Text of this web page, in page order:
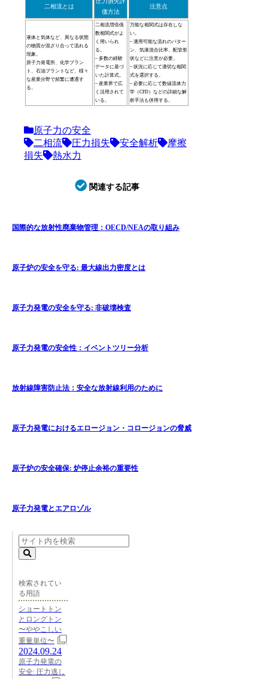
二相流とは
価方法
注意点
液体と気体など、異なる状態
の物質が混ざり合って流れる
現象。
原子力発電所、化学プラン
ト、石油プラントなど、様々
な産業分野で頻繁に遭遇す
る。
二相流増倍係
数相関式がよ
く用いられ
る。
– 多数の経験
データに基づ
いた計算式。
– 産業界で広
く活用されて
いる。
万能な相関式は存在しな
い。
– 適用可能な流れのパター
ン、気液混合比率、配管形
状などに注意が必要。
– 状況に応じて適切な相関
式を選択する。
– 必要に応じて数値流体力
学（CFD）などの詳細な解
析手法も併用する。
原子力の安全
二相流
圧力損失 安全解析
摩擦
損失
熱水力
関連する記事
国際的な放射性廃棄物管理：OECD/NEAの取り組み
原子炉の安全を守る: 最大線出力密度とは
原子力発電の安全を守る: 非破壊検査
原子力発電の安全性：イベントツリー分析
放射線障害防止法：安全な放射線利用のために
原子力発電におけるエロージョン・コロージョンの脅威
原子炉の安全確保: 炉停止余裕の重要性
原子力発電とエアロゾル
検索されてい
る用語
ショートトン
とロングトン
〜ややこしい
重量単位〜
2024.09.24
原子力発電の
安全: 圧力逃し